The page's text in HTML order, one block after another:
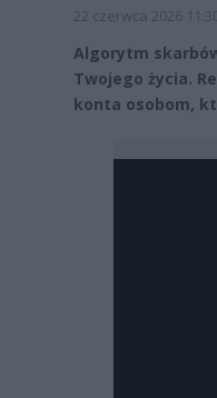
22 czerwca 2026
Algorytm
Twojego życia.
konta osobom,